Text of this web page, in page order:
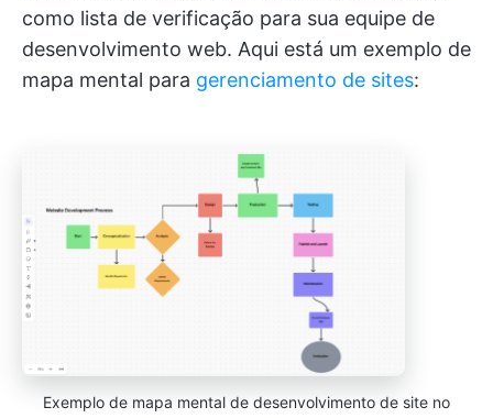
como lista de verificação para sua equipe de
desenvolvimento web. Aqui está um exemplo de
mapa mental para gerenciamento de sites:
Exemplo de mapa mental de desenvolvimento de site no